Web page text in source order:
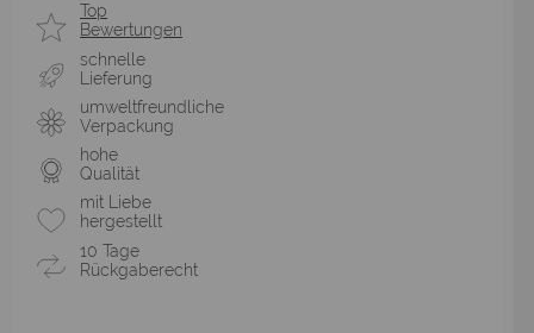
Top
Bewertungen
schnelle
Lieferung
umweltfreundliche
Verpackung
hohe
Qualität
mit Liebe
hergestellt
10 Tage
Rückgaberecht